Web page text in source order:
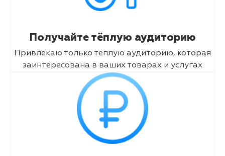
Получайте тёплую аудиторию
Привлекаю только теплую аудиторию, которая
заинтересована в ваших товарах и услугах